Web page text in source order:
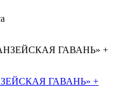
ГАВАНЬ» +